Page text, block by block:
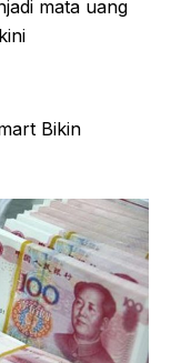
mata uang
Bikin